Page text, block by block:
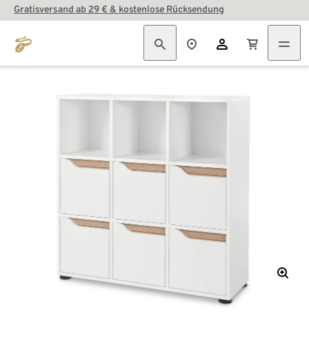
Gratisversand ab 29 € & kostenlose Rücksendung